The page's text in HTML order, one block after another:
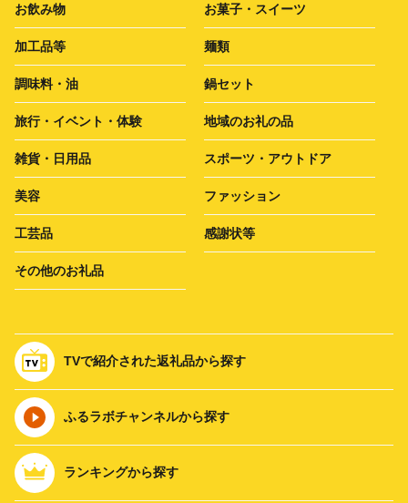
お飲み物 お菓子・スイーツ
加工品等 麺類
調味料・油 鍋セット
旅行・イベント・体験 地域のお礼の品
雑貨・日用品 スポーツ・アウトドア
美容 ファッション
工芸品 感謝状等
その他のお礼品
TVで紹介された返礼品から探す
ふるラボチャンネルから探す
ランキングから探す